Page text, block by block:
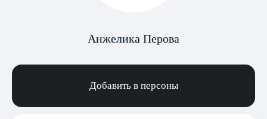
Анжелика Перова
Добавить в персоны